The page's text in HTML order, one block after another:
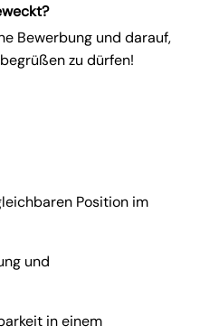
Bewerbung und darauf,
zu dürfen!
Position im
und
in einem